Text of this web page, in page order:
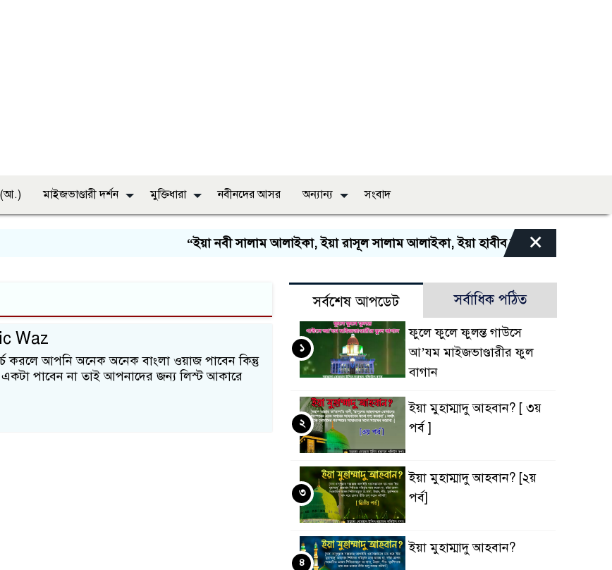
(আ.) মাইজভাণ্ডারী দর্শন মুক্তিধারা নবীনদের আসর অন্যান্য সংবাদ
“ইয়া নবী সালাম আলাইকা, ইয়া রাসূল সালাম আলাইকা, ইয়া হাবীব সালাম আলাইকা,
×
Waz
করলে আপনি অনেক অনেক বাংলা ওয়াজ পাবেন কিন্তু
পাবেন না তাই আপনাদের জন্য লিস্ট আকারে
সর্বশেষ আপডেট সর্বাধিক পঠিত
ফুলে ফুলে ফুলন্ত গাউসে
আ’যম মাইজভাণ্ডারীর ফুল
বাগান
১
ইয়া মুহাম্মাদু আহবান? [ ৩য়
পর্ব ]
২
ইয়া মুহাম্মাদু আহবান? [২য়
পর্ব]
৩
ইয়া মুহাম্মাদু আহবান?
৪